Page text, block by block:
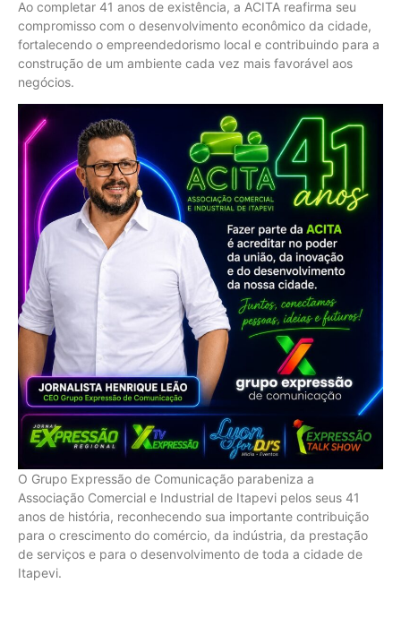
Ao completar 41 anos de existência, a ACITA reafirma seu
compromisso com o desenvolvimento econômico da cidade,
fortalecendo o empreendedorismo local e contribuindo para a
construção de um ambiente cada vez mais favorável aos
negócios.
O Grupo Expressão de Comunicação parabeniza a
Associação Comercial e Industrial de Itapevi pelos seus 41
anos de história, reconhecendo sua importante contribuição
para o crescimento do comércio, da indústria, da prestação
de serviços e para o desenvolvimento de toda a cidade de
Itapevi.